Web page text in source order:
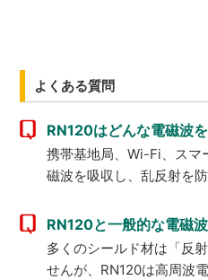
よくある質問
RN120はどんな電磁波
携帯基地局、Wi-Fi、スマ
磁波を吸収し、乱反射を防
RN120と一般的な電磁
多くのシールド材は「反
せんが、RN120は高周波